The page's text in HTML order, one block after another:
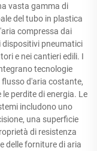
vasta gamma di
del tubo in plastica
compressa dai
dispositivi pneumatici
e nei cantieri edili. I
tecnologie
d'aria costante,
perdite di energia. Le
includono uno
una superficie
di resistenza
delle forniture di aria